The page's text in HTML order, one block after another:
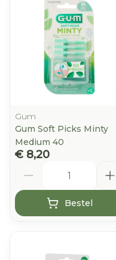
Gum
Gum Soft Picks Minty
Medium 40
€ 8,20
Bestel